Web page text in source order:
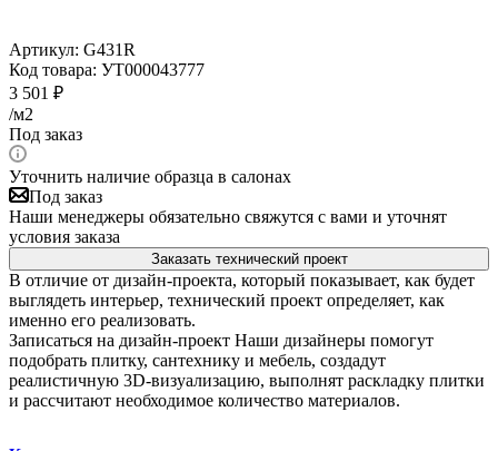
Артикул: G431R
Код товара: УТ000043777
3 501 ₽
/м2
Под заказ
Уточнить наличие образца в салонах
Под заказ
Наши менеджеры обязательно свяжутся с вами и уточнят
условия заказа
Заказать технический проект
В отличие от дизайн-проекта, который показывает, как будет
выглядеть интерьер, технический проект определяет, как
именно его реализовать.
Записаться на дизайн-проект Наши дизайнеры помогут
подобрать плитку, сантехнику и мебель, создадут
реалистичную 3D-визуализацию, выполнят раскладку плитки
и рассчитают необходимое количество материалов.